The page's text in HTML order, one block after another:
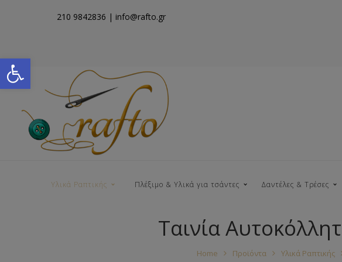
Open toolbar
210 9842836 | info@rafto.gr
Υλικά Ραπτικής Πλέξιμο & Υλικά για τσάντες
Νήματα για Τσάντες Κουμπώματα
Δαντέλες & Τρέσες
Βαμβακερές
Ταινία
Home Προϊόντα Υλικά Ραπτικής